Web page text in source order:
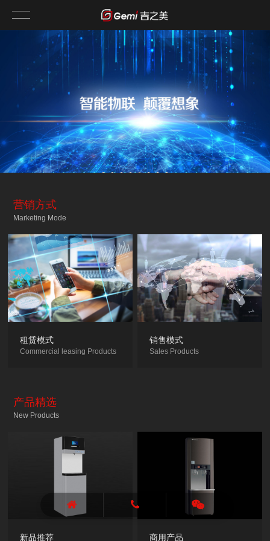
营销方式
Marketing Mode
租赁模式
Commercial leasing Products
销售模式
Sales Products
产品精选
New Products
新品推荐 商用产品